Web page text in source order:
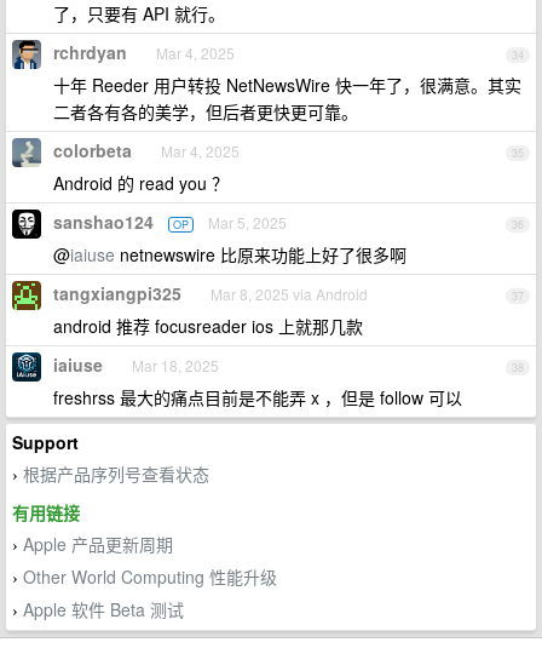
了，只要有 API 就行。
34
rchrdyan Mar 4, 2025
十年 Reeder 用户转投 NetNewsWire 快一年了，很满意。其实
二者各有各的美学，但后者更快更可靠。
35
colorbeta Mar 4, 2025
Android 的 read you ？
36
sanshao124 OP Mar 5, 2025
@iaiuse netnewswire 比原来功能上好了很多啊
37
tangxiangpi325 Mar 8, 2025 via Android
android 推荐 focusreader ios 上就那几款
38
iaiuse Mar 18, 2025
freshrss 最大的痛点目前是不能弄 x ，但是 follow 可以
Support
› 根据产品序列号查看状态
有用链接
› Apple 产品更新周期
› Other World Computing 性能升级
› Apple 软件 Beta 测试